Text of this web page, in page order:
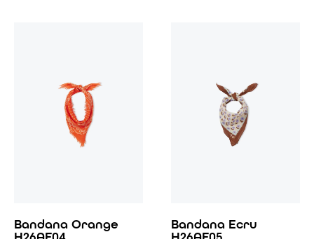
Bandana Orange
Bandana Ecru